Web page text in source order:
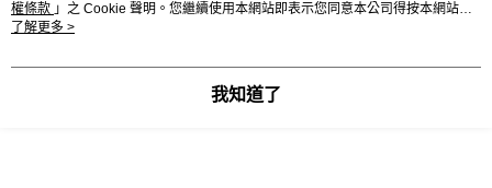
權條款 」之 Cookie 聲明。您繼續使用本網站即表示您同意本公司得按本網站使
用條款之 Cookie 聲明使用 cookie。
了解更多 >
我知道了